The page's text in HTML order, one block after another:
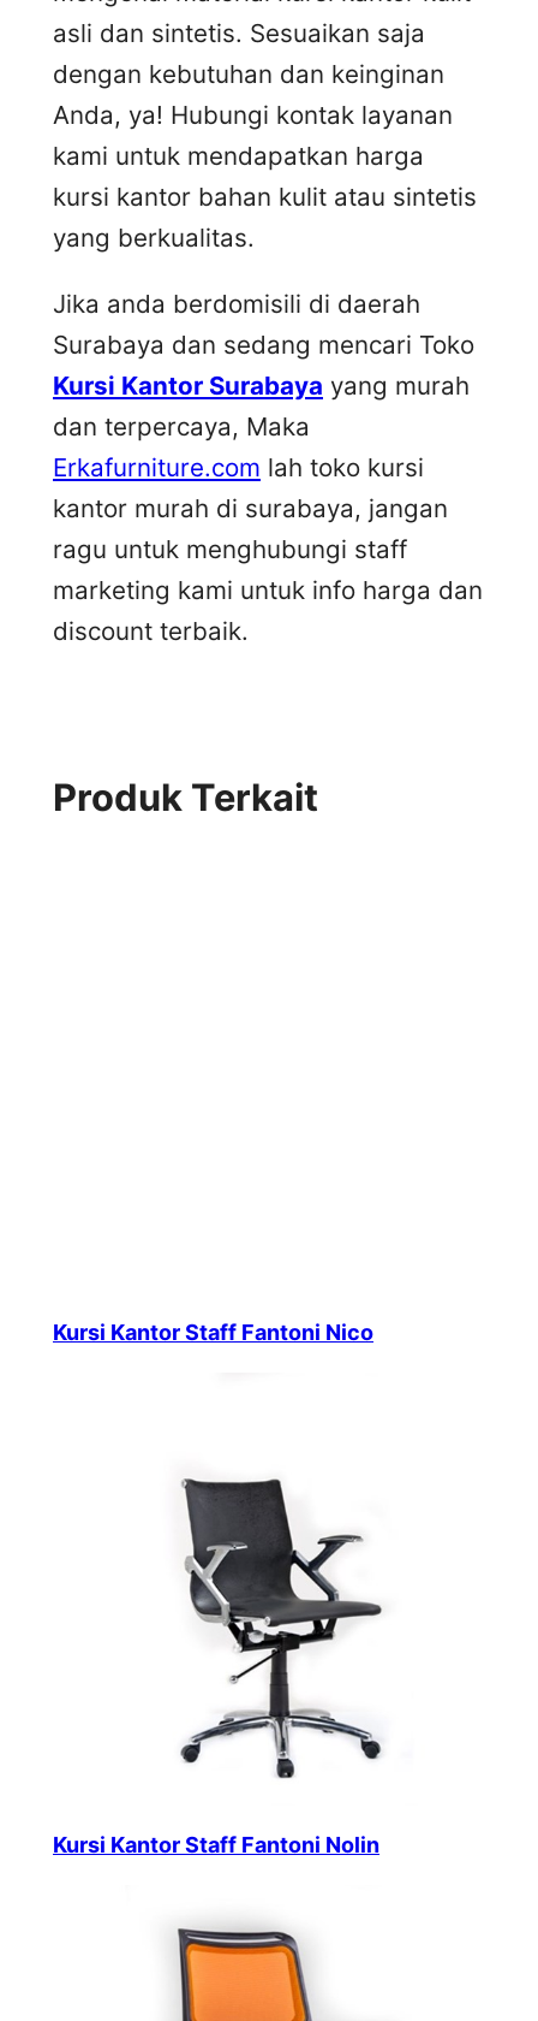
asli dan sintetis. Sesuaikan saja
dengan kebutuhan dan keinginan
Anda, ya! Hubungi kontak layanan
kami untuk mendapatkan harga
kursi kantor bahan kulit atau sintetis
yang berkualitas.
Jika anda berdomisili di daerah
Surabaya dan sedang mencari Toko
Kursi Kantor Surabaya yang murah
dan terpercaya, Maka
Erkafurniture.com lah toko kursi
kantor murah di surabaya, jangan
ragu untuk menghubungi staff
marketing kami untuk info harga dan
discount terbaik.
Produk Terkait
Kursi Kantor Staff Fantoni Nico
Kursi Kantor Staff Fantoni Nolin